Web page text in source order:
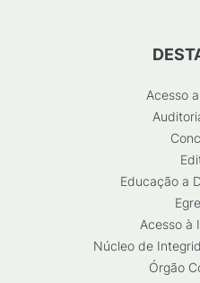
Acesso
Educação a
Acesso à
Núcleo de
Órgão